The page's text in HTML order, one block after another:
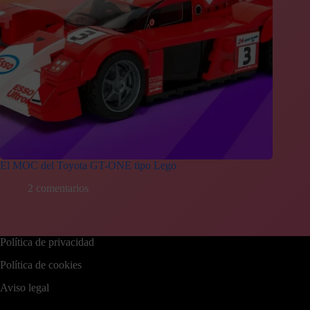
El MOC del Toyota GT-ONE tipo Lego
2 comentarios
Política de privacidad
Política de cookies
Aviso legal